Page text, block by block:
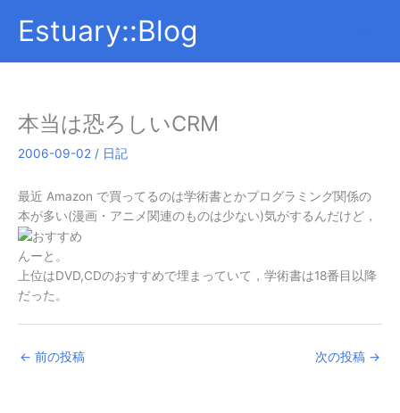
Estuary::Blog
本当は恐ろしいCRM
2006-09-02 / 日記
最近 Amazon で買ってるのは学術書とかプログラミング関係の
本が多い(漫画・アニメ関連のものは少ない)気がするんだけど，
んーと。
上位はDVD,CDのおすすめで埋まっていて，学術書は18番目以降
だった。
← 前の投稿 次の投稿 →